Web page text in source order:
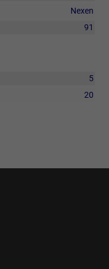
Nexen
91
5
20